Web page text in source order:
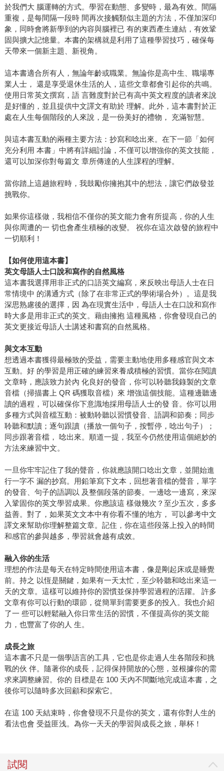
於我們大 腦運轉的方式。學習在動態、多變時，最為有效。間隔
重複，是每間隔一段時 間再次接觸類似主題的方法，不僅加深印
象，同時會將新學到的內容與腦裡已 有的東西產生連結，有效鞏
固與擴大記憶量。本書的架構就是利用了這種學習技巧，確保每
天帶來一個新主題、新視角。
這本書適合所有人，無論年齡或職業。無論你是高中生、職場專
業人士， 還是享受退休生活的人，這些文章都會引起你的共鳴。
使用日常英文撰寫，語 言難度對於已有高中英文程度的讀者來說
是好懂的，並且提供中文譯文有助於 理解。此外，這本書對於正
處在人生每個階段的人來說，是一份美好的禮物， 充滿智慧。
與這本書互動的兩種主要方法：抄寫和唸出來。在下一節「如何
充分利用 本書」中將有詳細討論，不僅可以增強你的英文技能，
還可以加深你對每篇文 章所傳達的人生課程的理解。
當你踏上這趟旅程時，我鼓勵你擁抱其中的想法，讓它們啟發並
挑戰你。
如果你這樣做，我相信不僅你的英文能力會有所提高，你的人生
與你周遭的一 切也會產生積極的改變。 祝你在這次啟發的旅程中
一切順利！
【如何使用這本書】
英文母語人士口說和寫作的自然風格
這本書我選擇用非正式的口語英文編寫，來反映出母語人士在日
常情境中 的溝通方式（除了在非常正式的學術場合外）。這是我
深思熟慮後的選擇，因 為在現實生活中，母語人士在口說和寫作
時大多是用非正式的英文。藉由擁抱 這種風格，你會發現自己的
英文更接近母語人士講述和書寫的自然風格。
與文本互動
想透過本書獲得最極致的受益，需要主動地使用多種感官與文本
互動。好 的學習是用正確的練習來養成積極的習慣。當你在閱讀
文章時，應該致力於內 化良好的發音，你可以聆聽我錄製的文章
音檔（掃描書上 QR 碼獲取音檔）來 增強這個技能。這種邊聽邊
讀的過程，可以確保你下意識地採用母語人士的發 音。你可以用
多種方式與音檔互動：被動聆聽以習慣發音、語調和節奏；同步
聆聽和默讀；逐句跟讀（播放一個句子，按暫停，唸出句子）；
同步跟著音檔， 唸出來。順道一提，我至今仍然使用這個絕妙的
方法來練習中文。
一旦你牢牢記住了我的聲音，你就應該開口唸出文章，並開始進
行一字不 漏的抄寫。用鉛筆寫下文本，回想著音檔的聲音，單字
的發音、句子的語調以 及整個段落的節奏。一邊唸一邊寫，來深
入鞏固你的英文學習成果。你應該這 樣做幾次？至少五次，多多
益善。對了，如果英文文本中有你看不懂的地方， 可以參考中文
譯文來幫助你理解整篇文章。記住，你在這些段落上投入的時間
和感官的參與越多，學習就會越有成效。
融入你的生活
理想的作法是每天在特定時間使用這本書，像是剛起床或是睡覺
前。持之 以恆是關鍵，如果有一天太忙，至少聆聽和唸出來這一
天的文章。這樣可以維持你的習慣並保持學習過程的活躍。 許多
文章有你可以行動的環節，從簡單到需要更多的投入。我也介紹
了一 些可以輕鬆融入你日常生活的習慣，不僅提高你的英文能
力，也豐富了你的人 生。
成長之旅
這本書不只是一個學語言的工具，它也是你走過人生各階段和挑
戰的伙 伴。隨著你的成長，記得保持開放的心態，並根據你的需
求來調整練習。你的 目標是在 100 天內不間斷地完成這本書，之
後你可以隨時多次回顧和探索它。
在這 100 天結束時，你會發現不只是你的英文，還有你對人生的
看法也會 受益匪浅。為你一天天的學習與成長之旅，舉杯！
試閱